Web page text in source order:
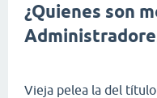
¿Quienes son
Vieja pelea la del